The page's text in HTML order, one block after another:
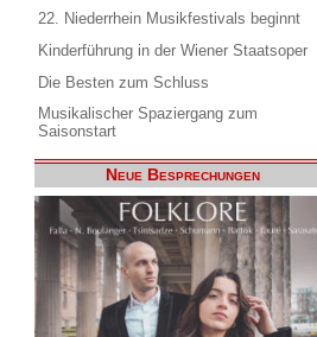
22. Niederrhein Musikfestivals beginnt
Kinderführung in der Wiener Staatsoper
Die Besten zum Schluss
Musikalischer Spaziergang zum
Saisonstart
Neue Besprechungen